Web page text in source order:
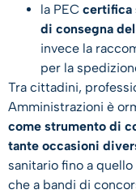
la PEC certifica
di consegna
invece la
per la
Tra cittadini,
Amministrazioni è
come strumento di
tante occasioni
sanitario fino a
che a bandi di